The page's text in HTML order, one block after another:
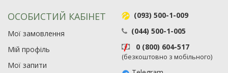
ОСОБИСТИЙ КАБІНЕТ
Мої замовлення
Мій профіль
Мої запити
(093) 500-1-009
(044) 500-1-005
0 (800) 604-517
(безкоштовно з мобільного)